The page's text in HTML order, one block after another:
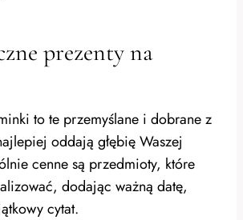
prezenty na
to te przemyślane i dobrane z
oddają głębię Waszej
cenne są przedmioty, które
dodając ważną datę,
cytat.